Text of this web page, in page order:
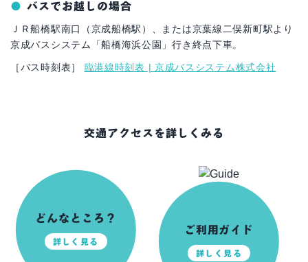
バスでお越しの場合
ＪＲ船橋駅南口（京成船橋駅）、または京葉線二俣新町駅より
京成バスシステム「船橋海浜公園」行き終点下車。
［バス時刻表］ 臨港線時刻表 | 京成バスシステム株式会社
交通アクセスを詳しくみる
どんなところ？
詳しく見る
ご利用ガイド
詳しく見る